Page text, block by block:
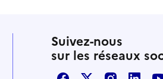
Suivez-nous
sur les réseaux
FacebookX / TwitterInstagram